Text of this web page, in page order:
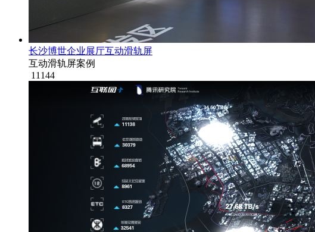
长沙博世企业展厅互动滑轨屏
互动滑轨屏案例
11144